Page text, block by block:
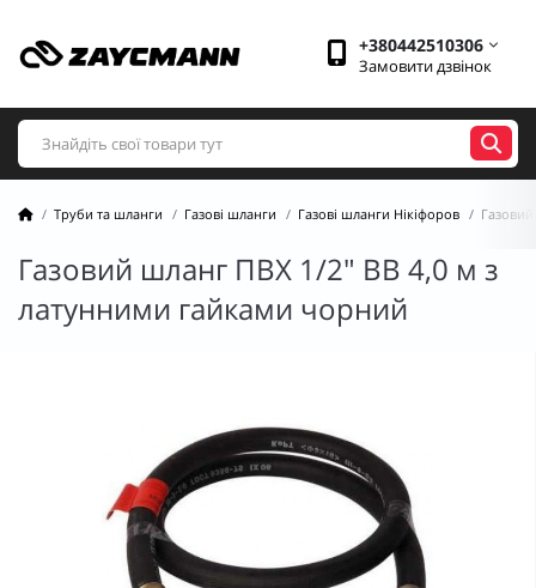
+380442510306
Замовити дзвінок
Труби та шланги Газові шланги Газові шланги Нікіфоров
Газовий шланг ПВХ 1/2" ВВ 4,0 м з
латунними гайками чорний